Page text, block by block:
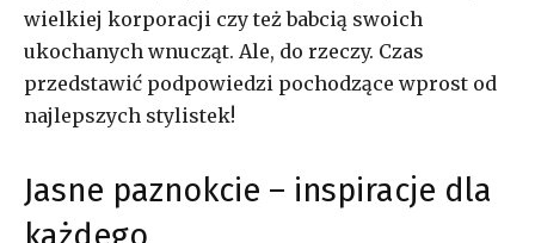
wielkiej korporacji czy też babcią swoich
ukochanych wnucząt. Ale, do rzeczy. Czas
przedstawić podpowiedzi pochodzące wprost od
najlepszych stylistek!
Jasne paznokcie – inspiracje dla